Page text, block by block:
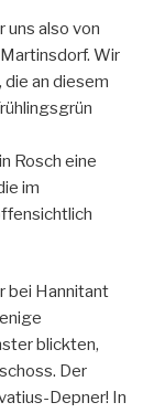
uns also von
Wir
an diesem
Rosch eine
im
bei Hannitant
blickten,
Der
Depner! In